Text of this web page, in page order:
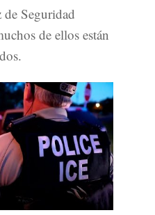
Seguridad
de ellos están